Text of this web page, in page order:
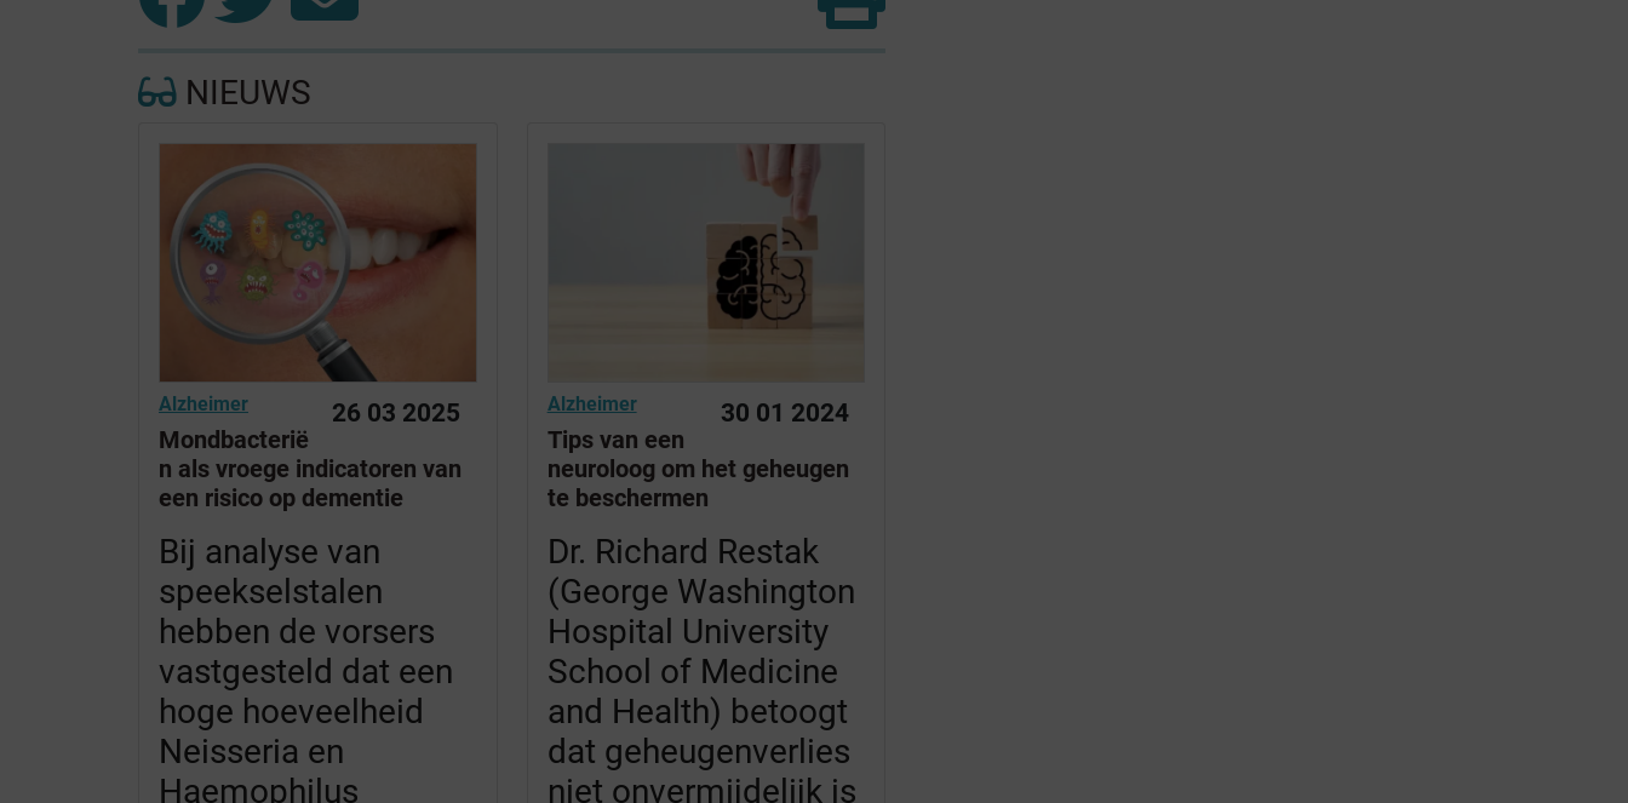
NIEUWS
26 03 2025
Alzheimer
Mondbacterië
n als vroege indicatoren van
een risico op dementie
Bij analyse van
speekselstalen
hebben de vorsers
vastgesteld dat een
hoge hoeveelheid
Neisseria en
Haemophilus
30 01 2024
Alzheimer
Tips van een
neuroloog om het geheugen
te beschermen
Dr. Richard Restak
(George Washington
Hospital University
School of Medicine
and Health) betoogt
dat geheugenverlies
niet onvermijdelijk is